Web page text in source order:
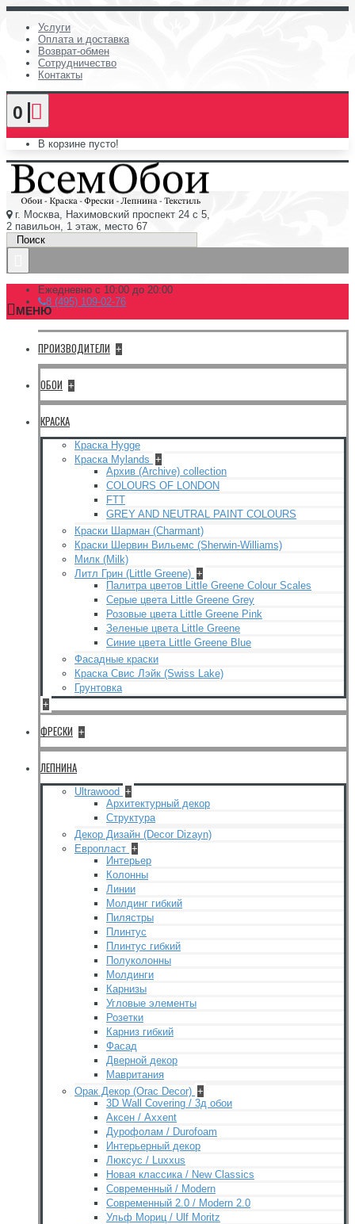
Услуги
Оплата и доставка
Возврат-обмен
Сотрудничество
Контакты
0
В корзине пусто!
г. Москва, Нахимовский проспект 24 с 5,
2 павильон, 1 этаж, место 67
Ежедневно с 10:00 до 20:00
8 (495) 109-02-76
МЕНЮ
ПРОИЗВОДИТЕЛИ +
ОБОИ +
КРАСКА
Краска Hygge
Краска Mylands +
Архив (Archive) collection
COLOURS OF LONDON
FTT
GREY AND NEUTRAL PAINT COLOURS
Краски Шарман (Charmant)
Краски Шервин Вильемс (Sherwin-Williams)
Милк (Milk)
Литл Грин (Little Greene) +
Палитра цветов Little Greene Colour Scales
Серые цвета Little Greene Grey
Розовые цвета Little Greene Pink
Зеленые цвета Little Greene
Синие цвета Little Greene Blue
Фасадные краски
Краска Свис Лэйк (Swiss Lake)
Грунтовка
+
ФРЕСКИ +
ЛЕПНИНА
Ultrawood +
Архитектурный декор
Структура
Декор Дизайн (Decor Dizayn)
Европласт +
Интерьер
Колонны
Линии
Молдинг гибкий
Пилястры
Плинтус
Плинтус гибкий
Полуколонны
Молдинги
Карнизы
Угловые элементы
Розетки
Карниз гибкий
Фасад
Дверной декор
Мавритания
Орак Декор (Orac Decor) +
3D Wall Covering / 3д обои
Аксен / Axxent
Дурофолам / Durofoam
Интерьерный декор
Люксус / Luxxus
Новая классика / New Classics
Современный / Modern
Современный 2.0 / Modern 2.0
Ульф Мориц / Ulf Moritz